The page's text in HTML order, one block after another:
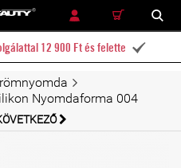
RÉSZLETES KERESÉS KERESÉS
12 900 Ft és felette 
Nyomdaforma 004